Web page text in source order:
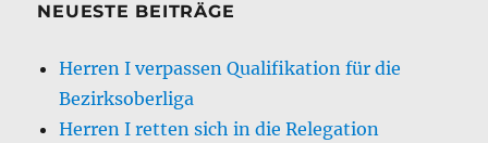
NEUESTE BEITRÄGE
Herren I verpassen Qualifikation für die
Bezirksoberliga
Herren I retten sich in die Relegation